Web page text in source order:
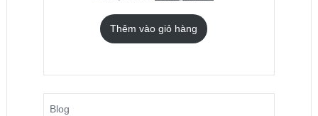
Thêm vào giỏ hàng
Blog